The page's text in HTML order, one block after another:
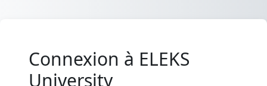
Connexion à ELEKS
University